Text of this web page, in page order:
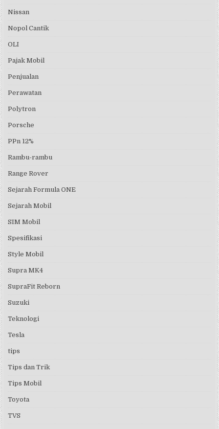
Nissan
Nopol Cantik
OLI
Pajak Mobil
Penjualan
Perawatan
Polytron
Porsche
PPn 12%
Rambu-rambu
Range Rover
Sejarah Formula ONE
Sejarah Mobil
SIM Mobil
Spesifikasi
Style Mobil
Supra MK4
SupraFit Reborn
Suzuki
Teknologi
Tesla
tips
Tips dan Trik
Tips Mobil
Toyota
TVS